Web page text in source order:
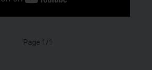
Page 1/1